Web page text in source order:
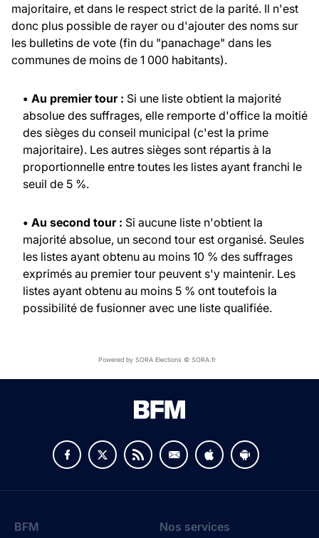
majoritaire, et dans le respect strict de la parité. Il n'est
donc plus possible de rayer ou d'ajouter des noms sur
les bulletins de vote (fin du "panachage" dans les
communes de moins de 1 000 habitants).
• Au premier tour : Si une liste obtient la majorité
absolue des suffrages, elle remporte d'office la moitié
des sièges du conseil municipal (c'est la prime
majoritaire). Les autres sièges sont répartis à la
proportionnelle entre toutes les listes ayant franchi le
seuil de 5 %.
• Au second tour : Si aucune liste n'obtient la
majorité absolue, un second tour est organisé. Seules
les listes ayant obtenu au moins 10 % des suffrages
exprimés au premier tour peuvent s'y maintenir. Les
listes ayant obtenu au moins 5 % ont toutefois la
possibilité de fusionner avec une liste qualifiée.
Powered by SORA Elections © SORA.fr
BFM Nos services